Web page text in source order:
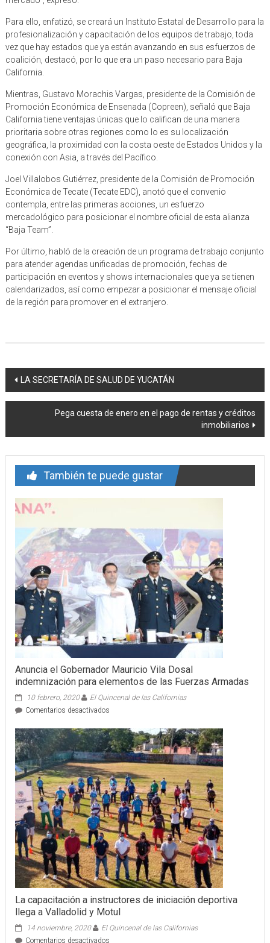
Para ello, enfatizó, se creará un Instituto Estatal de Desarrollo para la
profesionalización y capacitación de los equipos de trabajo, toda
vez que hay estados que ya están avanzando en sus esfuerzos de
coalición, destacó, por lo que era un paso necesario para Baja
California.
Mientras, Gustavo Morachis Vargas, presidente de la Comisión de
Promoción Económica de Ensenada (Copreen), señaló que Baja
California tiene ventajas únicas que lo califican de una manera
prioritaria sobre otras regiones como lo es su localización
geográfica, la proximidad con la costa oeste de Estados Unidos y la
conexión con Asia, a través del Pacífico.
Joel Villalobos Gutiérrez, presidente de la Comisión de Promoción
Económica de Tecate (Tecate EDC), anotó que el convenio
contempla, entre las primeras acciones, un esfuerzo
mercadológico para posicionar el nombre oficial de esta alianza
“Baja Team”.
Por último, habló de la creación de un programa de trabajo conjunto
para atender agendas unificadas de promoción, fechas de
participación en eventos y shows internacionales que ya se tienen
calendarizados, así como empezar a posicionar el mensaje oficial
de la región para promover en el extranjero.
Navegación
de
entrada
LA SECRETARÍA DE SALUD DE YUCATÁN
Pega cuesta de enero en el pago de rentas y créditos
inmobiliarios
También te puede gustar
Anuncia el Gobernador Mauricio Vila Dosal
indemnización para elementos de las Fuerzas Armadas
10 febrero, 2020
El Quincenal de las Californias
Comentarios desactivadosen
el
Gobernador
Mauricio
Vila
Dosal
indemnización
para
elementos
de
las
Fuerzas
Armadas
La capacitación a instructores de iniciación deportiva
llega a Valladolid y Motul
14 noviembre, 2020
El Quincenal de las Californias
Comentarios desactivadosen